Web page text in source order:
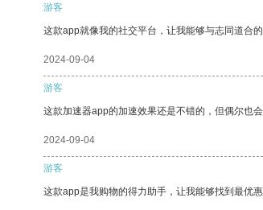
游客
这款app就像我的社交平台，让我能够与志同道合的
2024-09-04
游客
这款加速器app的加速效果还是不错的，但偶尔也
2024-09-04
游客
这款app是我购物的得力助手，让我能够找到最优